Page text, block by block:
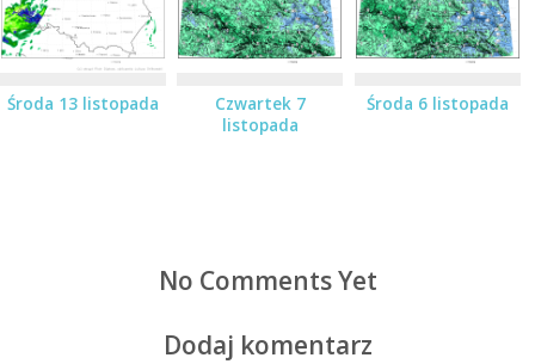
Środa 13 listopada
Czwartek 7
listopada
Środa 6 listopada
No Comments Yet
Dodaj komentarz